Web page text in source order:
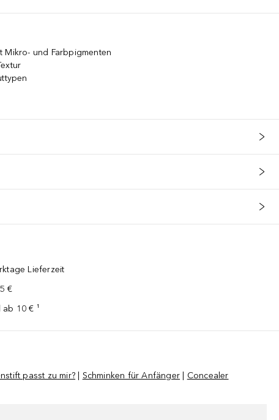
Mikro- und Farbpigmenten
Lieferzeit
€
10 € ¹
passt zu mir? Schminken für Anfänger
Concealer